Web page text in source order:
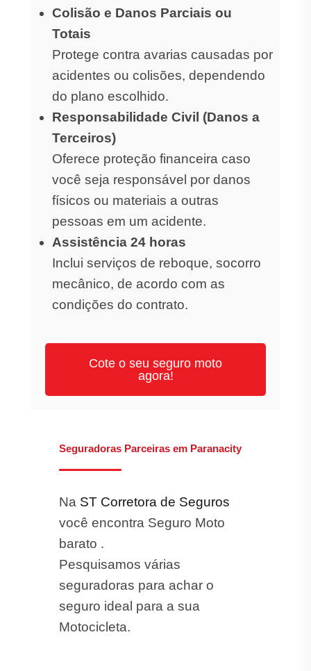
Colisão e Danos Parciais ou
Totais
Protege contra avarias causadas por
acidentes ou colisões, dependendo
do plano escolhido.
Responsabilidade Civil (Danos a
Terceiros)
Oferece proteção financeira caso
você seja responsável por danos
físicos ou materiais a outras
pessoas em um acidente.
Assistência 24 horas
Inclui serviços de reboque, socorro
mecânico, de acordo com as
condições do contrato.
Cote o seu seguro moto
agora!
Seguradoras Parceiras em Paranacity
Na ST Corretora de Seguros
você encontra Seguro Moto
barato .
Pesquisamos várias
seguradoras para achar o
seguro ideal para a sua
Motocicleta.